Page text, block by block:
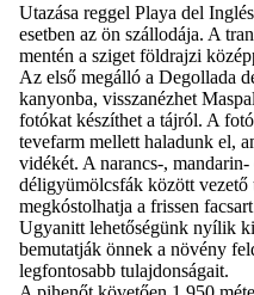
Utazása reggel Playa del
esetben az ön szállodája. A
mentén a sziget földrajzi
Az első megálló a Degollada
kanyonba, visszanézhet
fotókat készíthet a tájról. A
tevefarm mellett haladunk el,
vidékét. A narancs-,
déligyümölcsfák között vezető
megkóstolhatja a frissen
Ugyanitt lehetőségünk nyílik
bemutatják önnek a növény
legfontosabb tulajdonságait.